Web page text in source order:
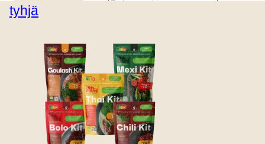
tyhjä
Meals
Myymälän
sijainti
Ota
yhteyttä
B2B
Hollantilainen
Ruotsalainen
(UK)
Ranskan
Norjalainen